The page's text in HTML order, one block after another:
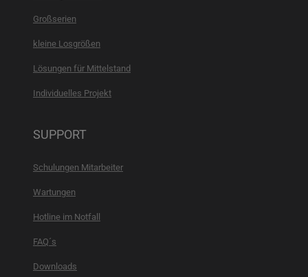
Großserien
kleine Losgrößen
Lösungen für Mittelstand
Individuelles Projekt
SUPPORT
Schulungen Mitarbeiter
Wartungen
Hotline im Notfall
FAQ´s
Downloads